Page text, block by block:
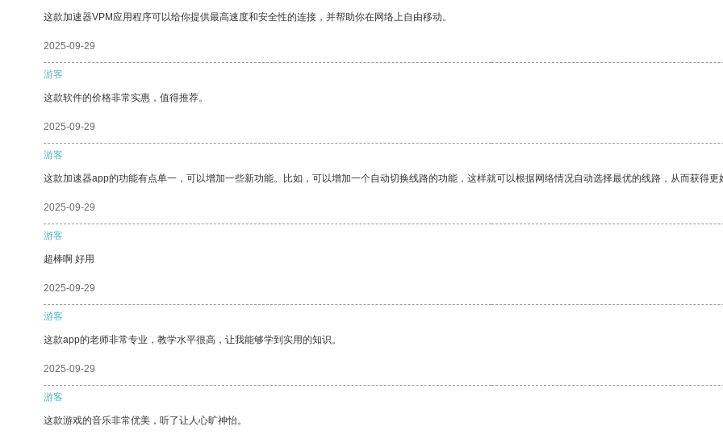
这款加速器VPM应用程序可以给你提供最高速度和安全性的连接，并帮助你在网络上自由移动。
2025-09-29
游客
这款软件的价格非常实惠，值得推荐。
2025-09-29
游客
这款加速器app的功能有点单一，可以增加一些新功能。比如，可以增加一个自动切换线路的功能，这样就可以根据网络情况自动选择最优的线路，从而获得更
2025-09-29
游客
超棒啊 好用
2025-09-29
游客
这款app的老师非常专业，教学水平很高，让我能够学到实用的知识。
2025-09-29
游客
这款游戏的音乐非常优美，听了让人心旷神怡。